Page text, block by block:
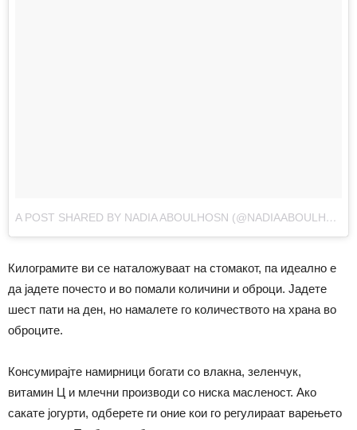
A POST SHARED BY NADIA ABOULHOSN (@NADIAABOULHOSN)
Килограмите ви се наталожуваат на стомакот, па идеално е
да јадете почесто и во помали количини и оброци. Јадете
шест пати на ден, но намалете го количеството на храна во
оброците.
Консумирајте намирници богати со влакна, зеленчук,
витамин Ц и млечни производи со ниска масленост. Ако
сакате јогурти, одберете ги оние кои го регулираат варењето